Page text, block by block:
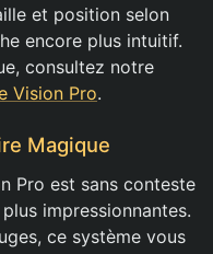
et position selon
encore plus intuitif.
consultez notre
Vision Pro.
Magique
Pro est sans conteste
impressionnantes.
ce système vous